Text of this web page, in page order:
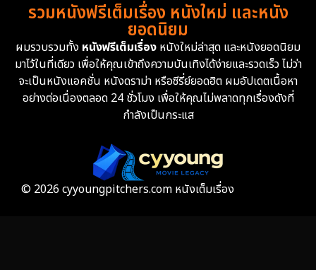
Family ครอบครัว 359
Fantasy จินตนาการ 319
Fiction 9
รวมหนังฟรีเต็มเรื่อง หนังใหม่ และหนัง
ยอดนิยม
ผมรวบรวมทั้ง หนังฟรีเต็มเรื่อง หนังใหม่ล่าสุด และหนังยอดนิยม
มาไว้ในที่เดียว เพื่อให้คุณเข้าถึงความบันเทิงได้ง่ายและรวดเร็ว ไม่ว่า
จะเป็นหนังแอคชั่น หนังดราม่า หรือซีรี่ย์ยอดฮิต ผมอัปเดตเนื้อหา
อย่างต่อเนื่องตลอด 24 ชั่วโมง เพื่อให้คุณไม่พลาดทุกเรื่องดังที่
กำลังเป็นกระแส
© 2026 cyyoungpitchers.com หนังเต็มเรื่อง